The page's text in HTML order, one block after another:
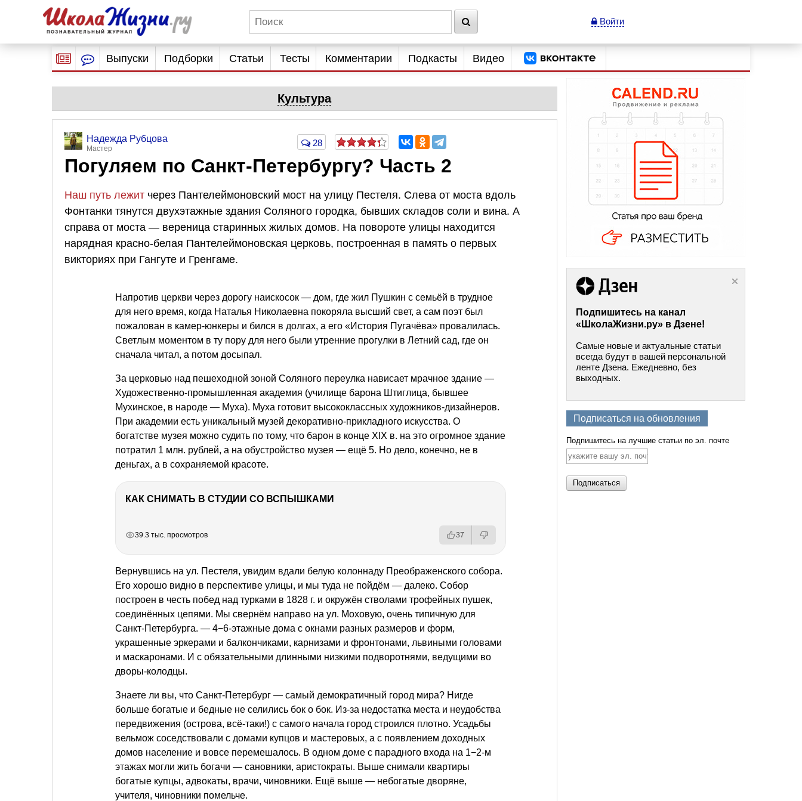
Войти
Выпуски Подборки Статьи Тесты Комментарии Подкасты Видео
Культура
Надежда Рубцова
Мастер
28
Погуляем по Санкт-Петербургу? Часть 2
Наш путь лежит через Пантелеймоновский мост на улицу Пестеля. Слева от моста вдоль
Фонтанки тянутся двухэтажные здания Соляного городка, бывших складов соли и вина. А
справа от моста — вереница старинных жилых домов. На повороте улицы находится
нарядная красно-белая Пантелеймоновская церковь, построенная в память о первых
викториях при Гангуте и Гренгаме.
Напротив церкви через дорогу наискосок — дом, где жил Пушкин с семьёй в трудное
для него время, когда Наталья Николаевна покоряла высший свет, а сам поэт был
пожалован в камер-юнкеры и бился в долгах, а его «История Пугачёва» провалилась.
Светлым моментом в ту пору для него были утренние прогулки в Летний сад, где он
сначала читал, а потом досыпал.
За церковью над пешеходной зоной Соляного переулка нависает мрачное здание —
Художественно-промышленная академия (училище барона Штиглица, бывшее
Мухинское, в народе — Муха). Муха готовит высококлассных художников-дизайнеров.
При академии есть уникальный музей декоративно-прикладного искусства. О
богатстве музея можно судить по тому, что барон в конце XIX в. на это огромное здание
потратил 1 млн. рублей, а на обустройство музея — ещё 5. Но дело, конечно, не в
деньгах, а в сохраняемой красоте.
КАК СНИМАТЬ В СТУДИИ СО ВСПЫШКАМИ
39.3 тыс. просмотров 37
Вернувшись на ул. Пестеля, увидим вдали белую колоннаду Преображенского собора.
Его хорошо видно в перспективе улицы, и мы туда не пойдём — далеко. Собор
построен в честь побед над турками в 1828 г. и окружён стволами трофейных пушек,
соединённых цепями. Мы свернём направо на ул. Моховую, очень типичную для
Санкт-Петербурга. — 4−6-этажные дома с окнами разных размеров и форм,
украшенные эркерами и балкончиками, карнизами и фронтонами, львиными головами
и маскаронами. И с обязательными длинными низкими подворотнями, ведущими во
дворы-колодцы.
Знаете ли вы, что Санкт-Петербург — самый демократичный город мира? Нигде
больше богатые и бедные не селились бок о бок. Из-за недостатка места и неудобства
передвижения (острова, всё-таки!) с самого начала город строился плотно. Усадьбы
вельмож соседствовали с домами купцов и мастеровых, а с появлением доходных
домов население и вовсе перемешалось. В одном доме с парадного входа на 1−2-м
этажах могли жить богачи — сановники, аристократы. Выше снимали квартиры
богатые купцы, адвокаты, врачи, чиновники. Ещё выше — небогатые дворяне,
учителя, чиновники помельче.
Подпишитесь на канал
«ШколаЖизни.ру» в Дзене!
Самые новые и актуальные статьи
всегда будут в вашей персональной
ленте Дзена. Ежедневно, без
выходных.
Подписаться на обновления
Подпишитесь на лучшие статьи по эл. почте